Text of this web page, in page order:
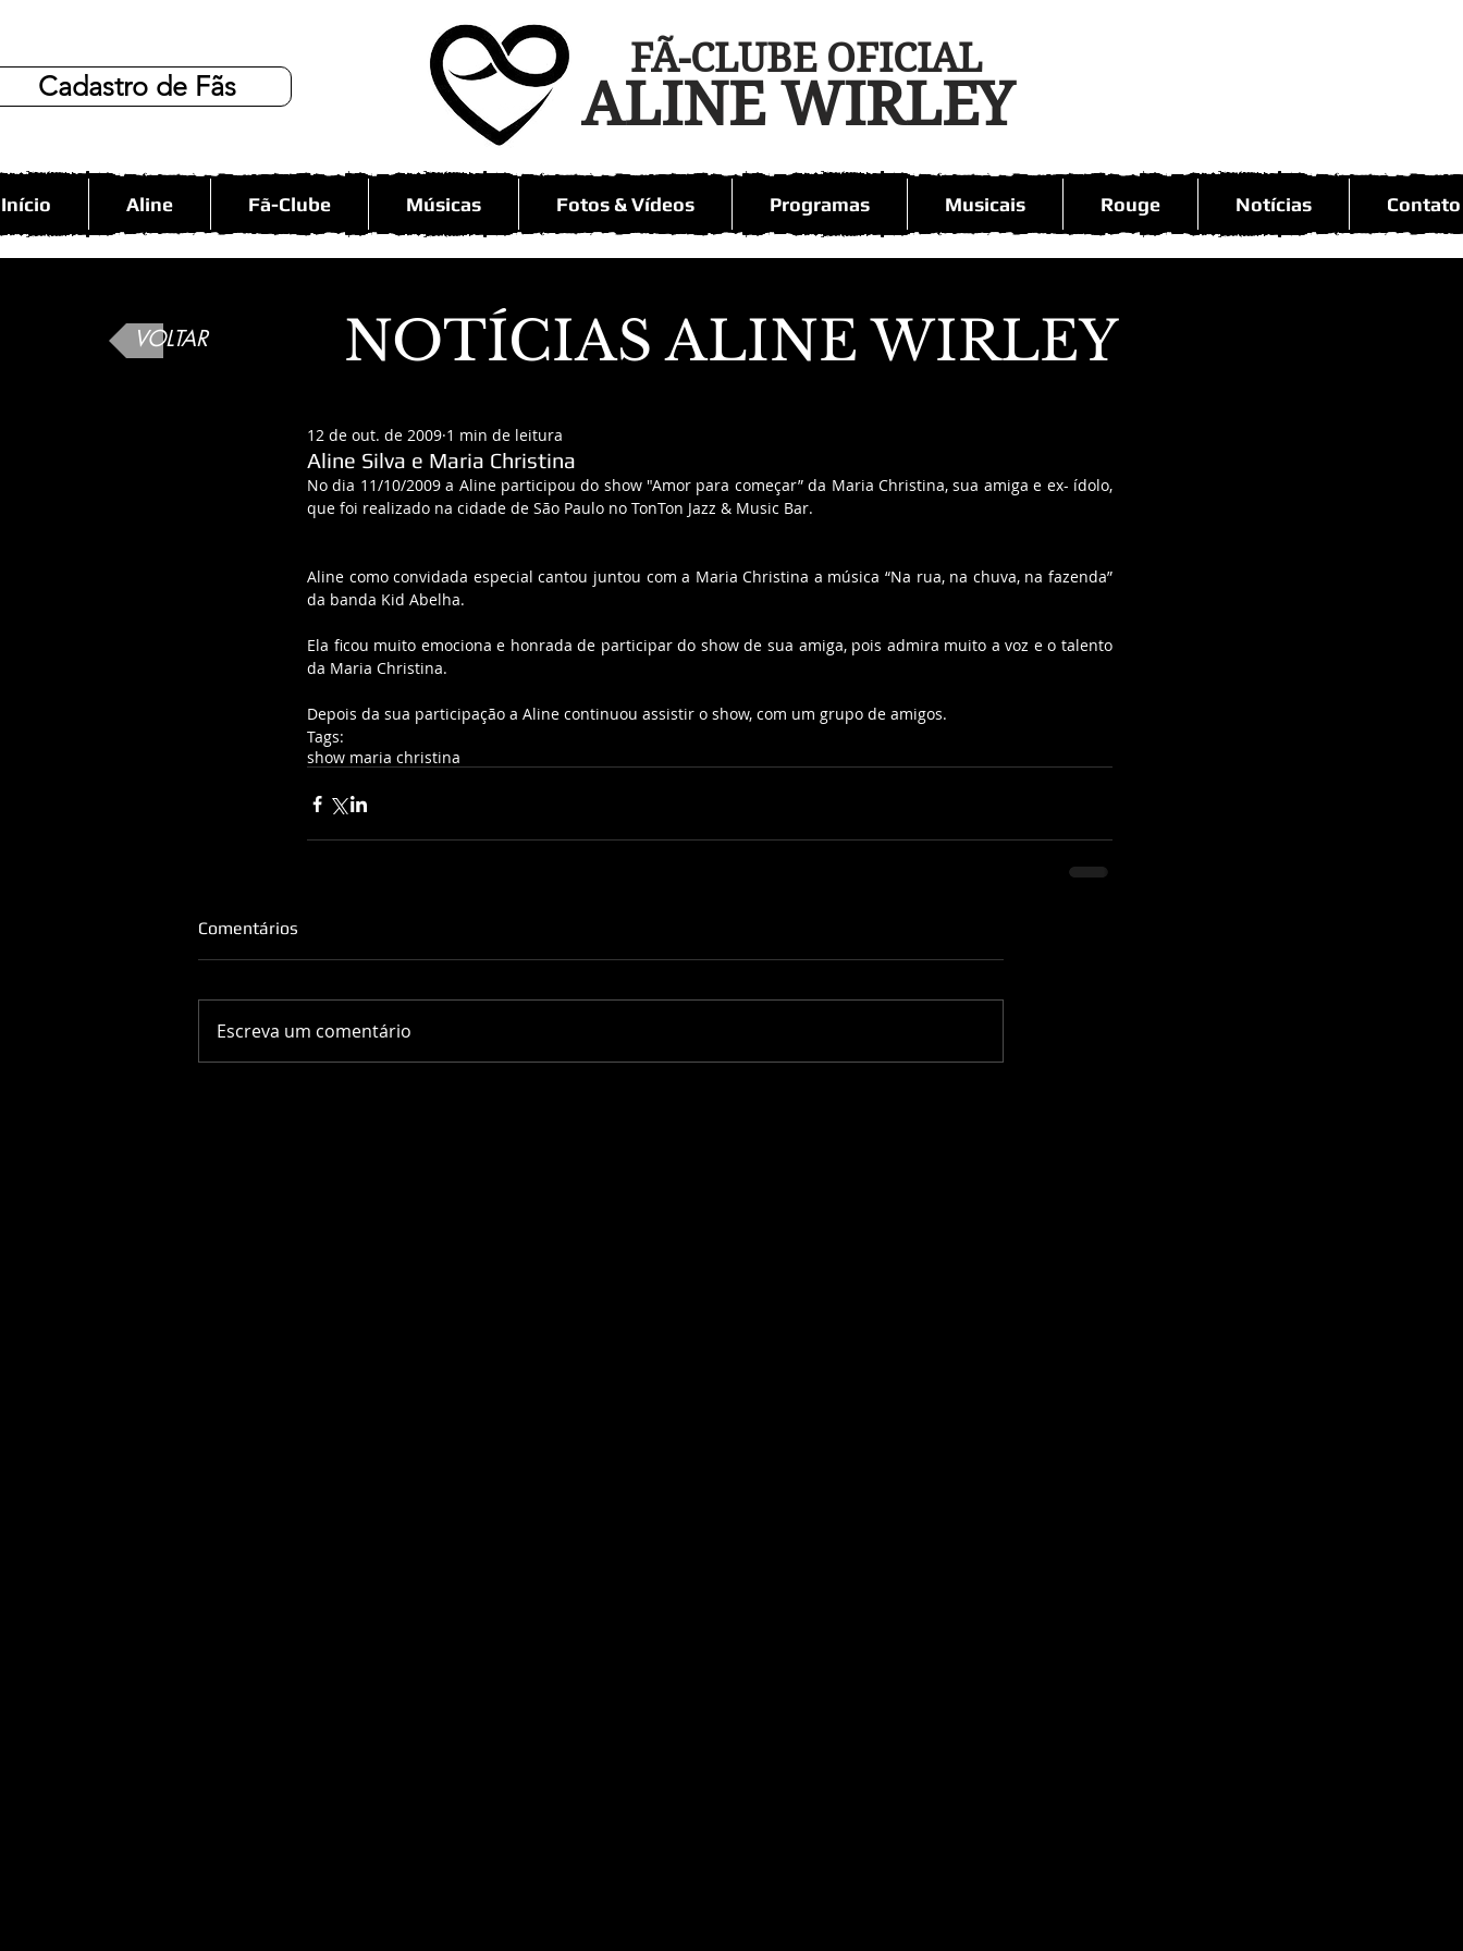
Cadastro de Fãs
FÃ-CLUBE OFICIAL
ALINE WIRLEY
Início Aline Fã-Clube Músicas Fotos & Vídeos Programas Musicais Rouge Notícias Contato
VOLTAR NOTÍCIAS ALINE WIRLEY
Aline Silva e Maria Christina
12 de out. de 2009 1 min de leitura
No dia 11/10/2009 a Aline participou do show "Amor para começar” da Maria Christina, sua amiga e ex- ídolo,
que foi realizado na cidade de São Paulo no TonTon Jazz & Music Bar.
Aline como convidada especial cantou juntou com a Maria Christina a música “Na rua, na chuva, na fazenda”
da banda Kid Abelha.
Ela ficou muito emociona e honrada de participar do show de sua amiga, pois admira muito a voz e o talento
da Maria Christina.
Depois da sua participação a Aline continuou assistir o show, com um grupo de amigos.
Tags:
show maria christina
Comentários
Escreva um comentário